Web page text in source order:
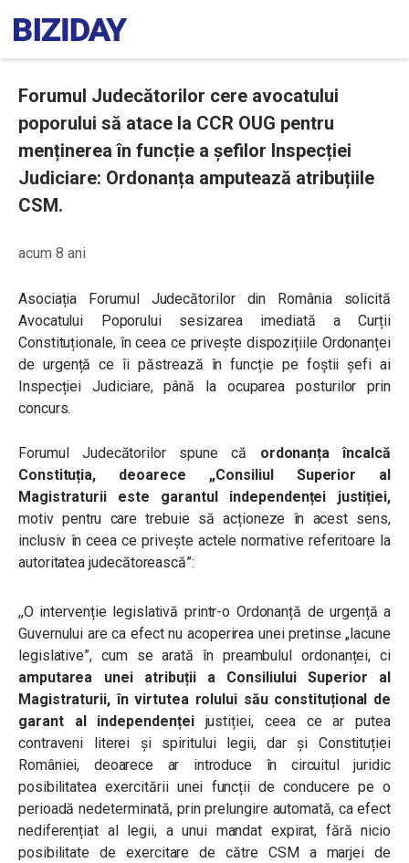
Forumul Judecătorilor cere avocatului
poporului să atace la CCR OUG pentru
menținerea în funcție a șefilor Inspecției
Judiciare: Ordonanța amputează atribuțiile
CSM.
acum 8 ani
Asociația Forumul Judecătorilor din România solicită
Avocatului Poporului sesizarea imediată a Curții
Constituționale, în ceea ce privește dispozițiile Ordonanței
de urgență ce îi păstrează în funcție pe foștii șefi ai
Inspecției Judiciare, până la ocuparea posturilor prin
concurs.
Forumul Judecătorilor spune că ordonanța încalcă
Constituția, deoarece ,,Consiliul Superior al
Magistraturii este garantul independenței justiției,
motiv pentru care trebuie să acționeze în acest sens,
inclusiv în ceea ce privește actele normative referitoare la
autoritatea judecătorească”:
,,O intervenție legislativă printr-o Ordonanță de urgență a
Guvernului are ca efect nu acoperirea unei pretinse „lacune
legislative”, cum se arată în preambulul ordonanței, ci
amputarea unei atribuții a Consiliului Superior al
Magistraturii, în virtutea rolului său constituțional de
garant al independențeijustiției, ceea ce ar putea
contraveni literei și spiritului legii, dar și Constituției
României, deoarece ar introduce în circuitul juridic
posibilitatea exercitării unei funcții de conducere pe o
perioadă nedeterminată, prin prelungire automată, ca efect
nediferențiat al legii, a unui mandat expirat, fără nicio
posibilitate de exercitare de către CSM a marjei de